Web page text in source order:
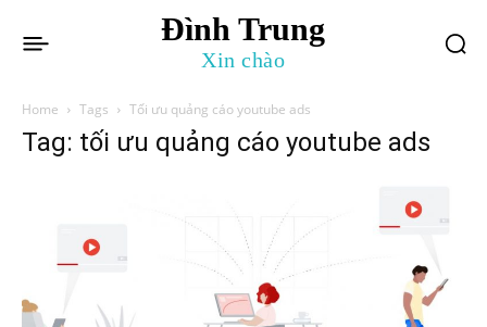
Đình Trung
Xin chào
Home Tags Tối ưu quảng cáo youtube ads
Tag: tối ưu quảng cáo youtube ads